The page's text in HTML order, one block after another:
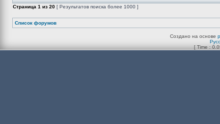
Страница 1 из 20 [ Результатов поиска более 1000 ]
Список форумов
Создано на основе
[ Time :